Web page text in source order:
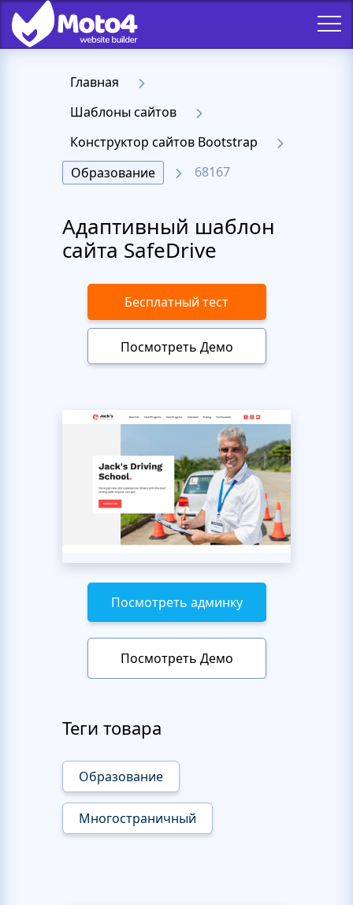
Главная
Шаблоны сайтов
Конструктор сайтов Bootstrap
Образование
68167
Адаптивный шаблон
сайта SafeDrive
Бесплатный тест
Посмотреть Демо
Посмотреть админку
Посмотреть Демо
Теги товара
Образование
Многостраничный